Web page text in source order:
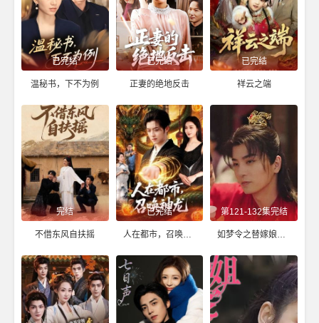
已完结
温秘书，下不为例
已完结
正妻的绝地反击
已完结
祥云之端
完结
不借东风自扶摇
已完结
人在都市，召唤神龙
第121-132集完结
如梦令之替嫁娘子是高手